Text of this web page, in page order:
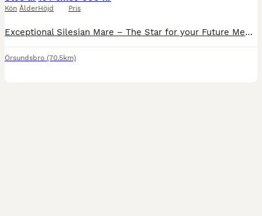
Kön ÅlderHöjd Pris
Exceptional Silesian Mare – The Star for your Future Meet pasja. She is already showing all the attributes of a top-class Silesian. She combines outstanding quality, exceptional bone and substance with the kindest, most genuine temperament you could wish for. The mare—but with a gentle soul that makes her an absolute pleasure to have around. She is proving to be incredibl
Örsundsbro (70.5km)